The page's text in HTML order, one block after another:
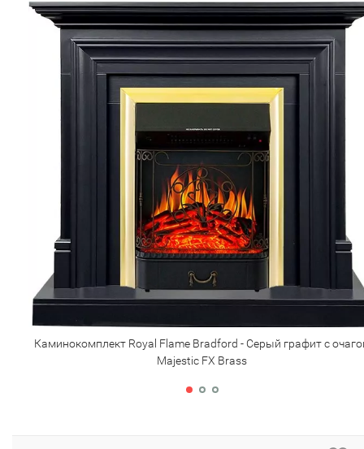
Каминокомплект Royal Flame Bradford - Серый графит с
Majestic FX Brass